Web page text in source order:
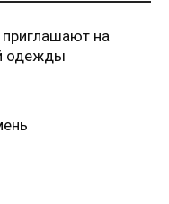
приглашают на
одежды